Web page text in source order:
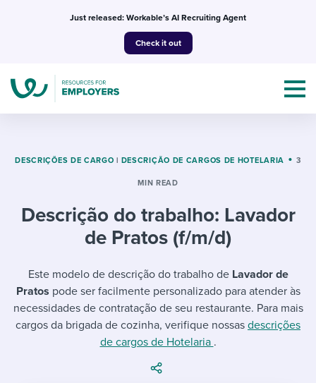
Just released: Workable’s AI Recruiting Agent
Check it out
Mobilizing AI in my work
Evaluating candidates
Templates & Guides
I WANT...
Job description templates
Interview question templates
I WANT TO LEARN ABOUT...
Applying for a job
Attend webinars & events
Workable customer stories
DESCRIÇÕES DE CARGO | DESCRIÇÃO DE CARGOS DE HOTELARIA 3
MIN READ
Descrição do trabalho: Lavador
de Pratos (f/m/d)
Este modelo de descrição do trabalho de Lavador de
Pratos pode ser facilmente personalizado para atender às
necessidades de contratação de seu restaurante. Para mais
cargos da brigada de cozinha, verifique nossas descrições
de cargos de Hotelaria .